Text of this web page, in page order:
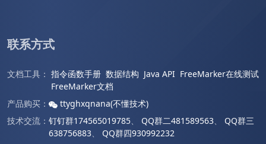
联系方式
文档工具： 指令函数手册 数据结构 Java API FreeMarker在线测试
FreeMarker文档
产品购买：
ttyghxqnana(不懂技术)
技术交流： 钉钉群174565019785、 QQ群二481589563、 QQ群三
638756883、 QQ群四930992232